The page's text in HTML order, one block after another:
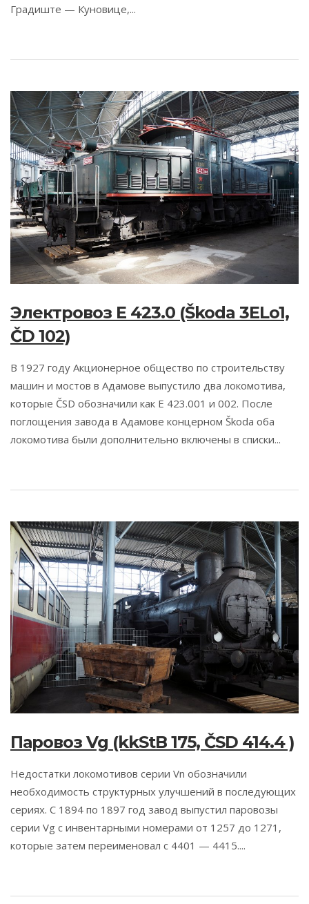
Градиште — Куновице,...
Электровоз E 423.0 (Škoda 3ELo1,
ČD 102)
В 1927 году Акционерное общество по строительству
машин и мостов в Адамове выпустило два локомотива,
которые ČSD обозначили как Е 423.001 и 002. После
поглощения завода в Адамове концерном Škoda оба
локомотива были дополнительно включены в списки...
Паровоз Vg (kkStB 175, ČSD 414.4 )
Недостатки локомотивов серии Vn обозначили
необходимость структурных улучшений в последующих
сериях. С 1894 по 1897 год завод выпустил паровозы
серии Vg с инвентарными номерами от 1257 до 1271,
которые затем переименовал с 4401 — 4415....